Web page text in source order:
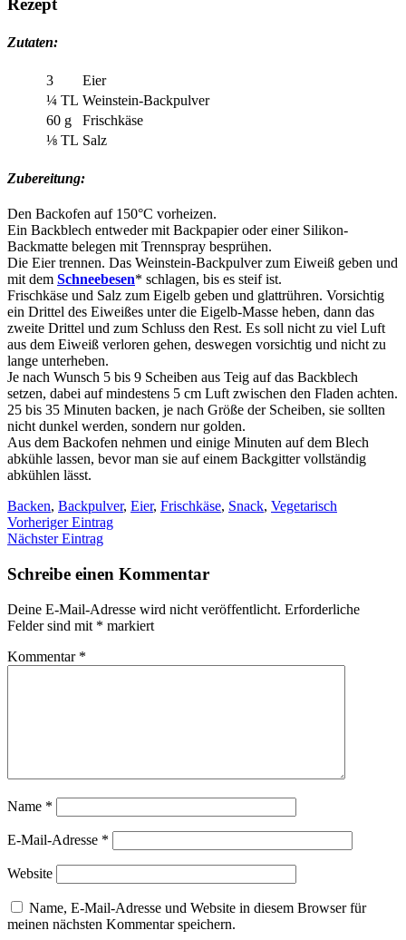
Rezept
Zutaten:
3
Eier
¼ TL Weinstein-Backpulver
60 g
Frischkäse
⅛ TL Salz
Zubereitung:
Den Backofen auf 150°C vorheizen.
Ein Backblech entweder mit Backpapier oder einer Silikon-
Backmatte belegen mit Trennspray besprühen.
Die Eier trennen. Das Weinstein-Backpulver zum Eiweiß geben und
mit dem Schneebesen* schlagen, bis es steif ist.
Frischkäse und Salz zum Eigelb geben und glattrühren. Vorsichtig
ein Drittel des Eiweißes unter die Eigelb-Masse heben, dann das
zweite Drittel und zum Schluss den Rest. Es soll nicht zu viel Luft
aus dem Eiweiß verloren gehen, deswegen vorsichtig und nicht zu
lange unterheben.
Je nach Wunsch 5 bis 9 Scheiben aus Teig auf das Backblech
setzen, dabei auf mindestens 5 cm Luft zwischen den Fladen achten.
25 bis 35 Minuten backen, je nach Größe der Scheiben, sie sollten
nicht dunkel werden, sondern nur golden.
Aus dem Backofen nehmen und einige Minuten auf dem Blech
abkühle lassen, bevor man sie auf einem Backgitter vollständig
abkühlen lässt.
Backen, Backpulver, Eier, Frischkäse, Snack, Vegetarisch
Vorheriger Eintrag
Nächster Eintrag
Schreibe einen Kommentar
Deine E-Mail-Adresse wird nicht veröffentlicht. Erforderliche
Felder sind mit * markiert
Kommentar *
Name *
E-Mail-Adresse *
Website
Name, E-Mail-Adresse und Website in diesem Browser für
meinen nächsten Kommentar speichern.